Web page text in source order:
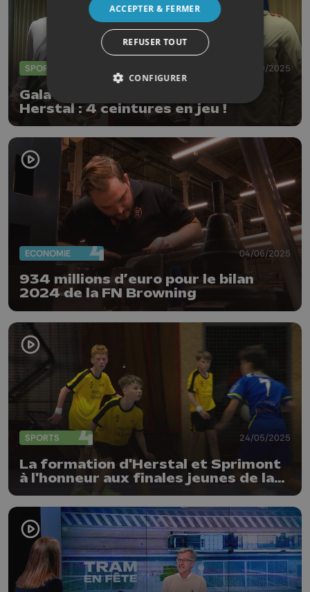
SPORTS 24/10/2025
Gala de boxe international de
Herstal : 4 ceintures en jeu !
ECONOMIE 04/06/2025
934 millions d’euro pour le bilan
2024 de la FN Browning
SPORTS 24/05/2025
La formation d'Herstal et Sprimont
à l'honneur aux finales jeunes de la
LFH
ACCEPTER & FERMER
REFUSER TOUT
CONFIGURER